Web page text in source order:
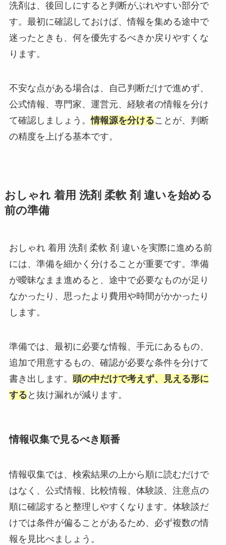
洗剤は、後回しにすると判断がぶれやすい部分で
す。最初に確認しておけば、情報を集める途中で
迷ったときも、何を優先するべきか戻りやすくな
ります。
不安な点がある場合は、自己判断だけで進めず、
公式情報、専門家、運営元、経験者の情報を分け
て確認しましょう。情報源を分けることが、判断
の精度を上げる基本です。
おしゃれ 着用 洗剤 柔軟 剤 違いを始める
前の準備
おしゃれ 着用 洗剤 柔軟 剤 違いを実際に進める前
には、準備を細かく分けることが重要です。準備
が曖昧なまま進めると、途中で必要なものが足り
なかったり、思ったより費用や時間がかかったり
します。
準備では、最初に必要な情報、手元にあるもの、
追加で用意するもの、確認が必要な条件を分けて
書き出します。 頭の中だけで考えず、見える形に
する と抜け漏れが減ります。
情報収集で見るべき順番
情報収集では、検索結果の上から順に読むだけで
はなく、公式情報、比較情報、体験談、注意点の
順に確認すると整理しやすくなります。体験談だ
けでは条件が偏ることがあるため、必ず複数の情
報を見比べましょう。